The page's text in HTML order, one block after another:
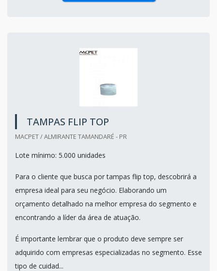
TAMPAS FLIP TOP
MACPET / ALMIRANTE TAMANDARÉ - PR
Lote mínimo: 5.000 unidades
Para o cliente que busca por tampas flip top, descobrirá a
empresa ideal para seu negócio. Elaborando um
orçamento detalhado na melhor empresa do segmento e
encontrando a líder da área de atuação.
É importante lembrar que o produto deve sempre ser
adquirido com empresas especializadas no segmento. Esse
tipo de cuidad...